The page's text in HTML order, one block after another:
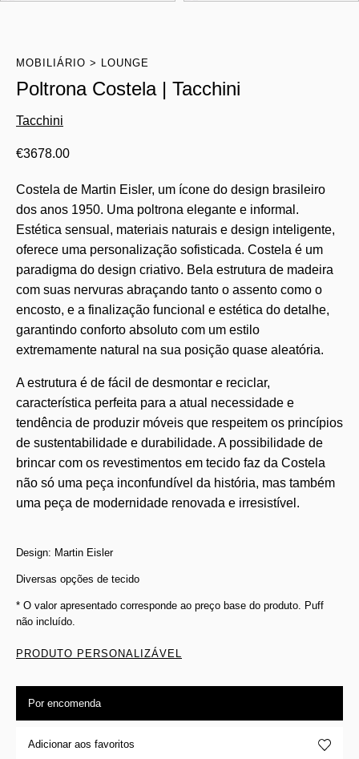
MOBILIÁRIO LOUNGE
Poltrona Costela | Tacchini
Tacchini
€3678.00
Costela de Martin Eisler, um ícone do design brasileiro
dos anos 1950. Uma poltrona elegante e informal.
Estética sensual, materiais naturais e design inteligente,
oferece uma personalização sofisticada. Costela é um
paradigma do design criativo. Bela estrutura de madeira
com suas nervuras abraçando tanto o assento como o
encosto, e a finalização funcional e estética do detalhe,
garantindo conforto absoluto com um estilo
extremamente natural na sua posição quase aleatória.
A estrutura é de fácil de desmontar e reciclar,
característica perfeita para a atual necessidade e
tendência de produzir móveis que respeitem os princípios
de sustentabilidade e durabilidade. A possibilidade de
brincar com os revestimentos em tecido faz da Costela
não só uma peça inconfundível da história, mas também
uma peça de modernidade renovada e irresistível.
Design: Martin Eisler
Diversas opções de tecido
* O valor apresentado corresponde ao preço base do produto. Puff
não incluído.
PRODUTO PERSONALIZÁVEL
Por encomenda
Adicionar aos favoritos